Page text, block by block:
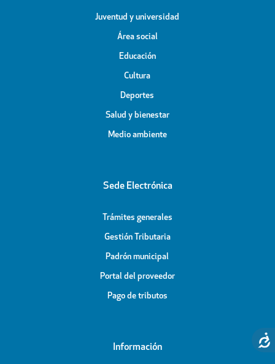
Juventud y universidad
Área social
Educación
Cultura
Deportes
Salud y bienestar
Medio ambiente
Sede Electrónica
Trámites generales
Gestión Tributaria
Padrón municipal
Portal del proveedor
Pago de tributos
Información